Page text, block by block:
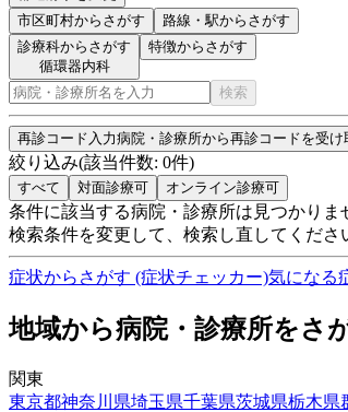
市区町村からさがす 路線・駅からさがす
診療科からさがす
循環器内科
特徴からさがす
検索
再診コード入力病院・診療所から再診コードを受け
絞り込み(該当件数: 0件)
すべて 対面診療可 オンライン診療可
条件に該当する病院・診療所は見つかりま
検索条件を変更して、検索し直してくださ
症状からさがす (症状チェッカー)気になる
地域から病院・診療所をさ
関東
東京都神奈川県埼玉県千葉県茨城県栃木県